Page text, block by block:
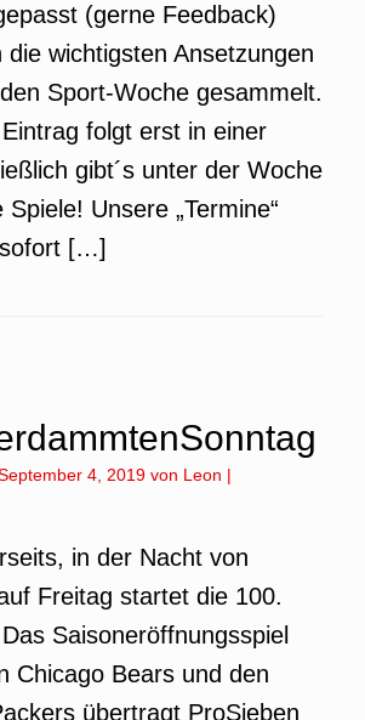
(gerne Feedback)
die wichtigsten Ansetzungen
Sport-Woche gesammelt.
folgt erst in einer
gibt´s unter der Woche
Unsere „Termine“
[…]
4, 2019 von Leon |
in der Nacht von
Freitag startet die 100.
Saisoneröffnungsspiel
Chicago Bears und den
übertragt ProSieben